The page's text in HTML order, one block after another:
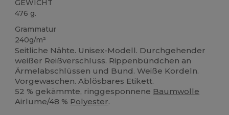
GEWICHT
476 g.
Grammatur
240g/m²
Seitliche Nähte. Unisex-Modell. Durchgehender
weißer Reißverschluss. Rippenbündchen an
Ärmelabschlüssen und Bund. Weiße Kordeln.
Vorgewaschen. Ablösbares Etikett.
52 % gekämmte, ringgesponnene Baumwolle
Airlume/48 % Polyester.